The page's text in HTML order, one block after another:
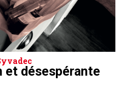
désespérante